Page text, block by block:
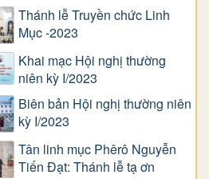
Thánh lễ Truyền chức Linh
Mục -2023
Khai mạc Hội nghị thường
niên kỳ I/2023
Biên bản Hội nghị thường niên
kỳ I/2023
Tân linh mục Phêrô Nguyễn
Tiến Đạt: Thánh lễ tạ ơn